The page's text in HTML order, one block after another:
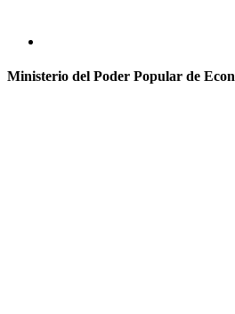
Ministerio del Poder Popular de